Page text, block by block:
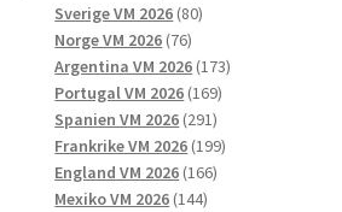
produkter
Sverige VM 2026 8080
Norge VM 2026 7676
produkter
Argentina VM 2026 173173
Portugal VM 2026 169169
Spanien VM 2026 291291
produkter
Frankrike VM 2026 199199
England VM 2026 166166
Mexiko VM 2026 144144